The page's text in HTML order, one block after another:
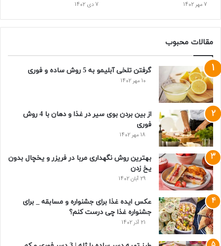
7 مهر 1402 7 دی 1402
مقالات محبوب
گرفتن تلخی آبلیمو به 5 روش ساده و فوری
10 مهر 1402
از بین بردن بوی سیر در غذا و دهان با 4 روش
فوری
18 مهر 1402
بهترین روش نگهداری مربا در فریزر و یخچال بدون
یخ زدن
29 آبان 1402
عکس ایده غذا برای جشنواره و مسابقه _ برای
جشنواره غذا چی درست کنم؟
21 آذر 1402